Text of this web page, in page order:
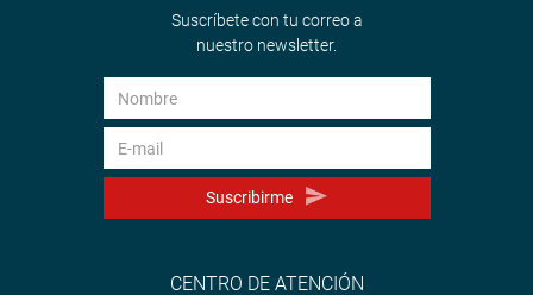
Suscríbete con tu correo a
nuestro newsletter.
Suscribirme
CENTRO DE ATENCIÓN